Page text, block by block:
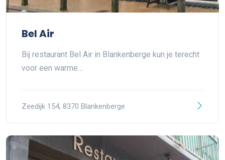
Bel Air
Bij restaurant Bel Air in Blankenberge kun je terecht
voor een warme…
Zeedijk 154, 8370 Blankenberge